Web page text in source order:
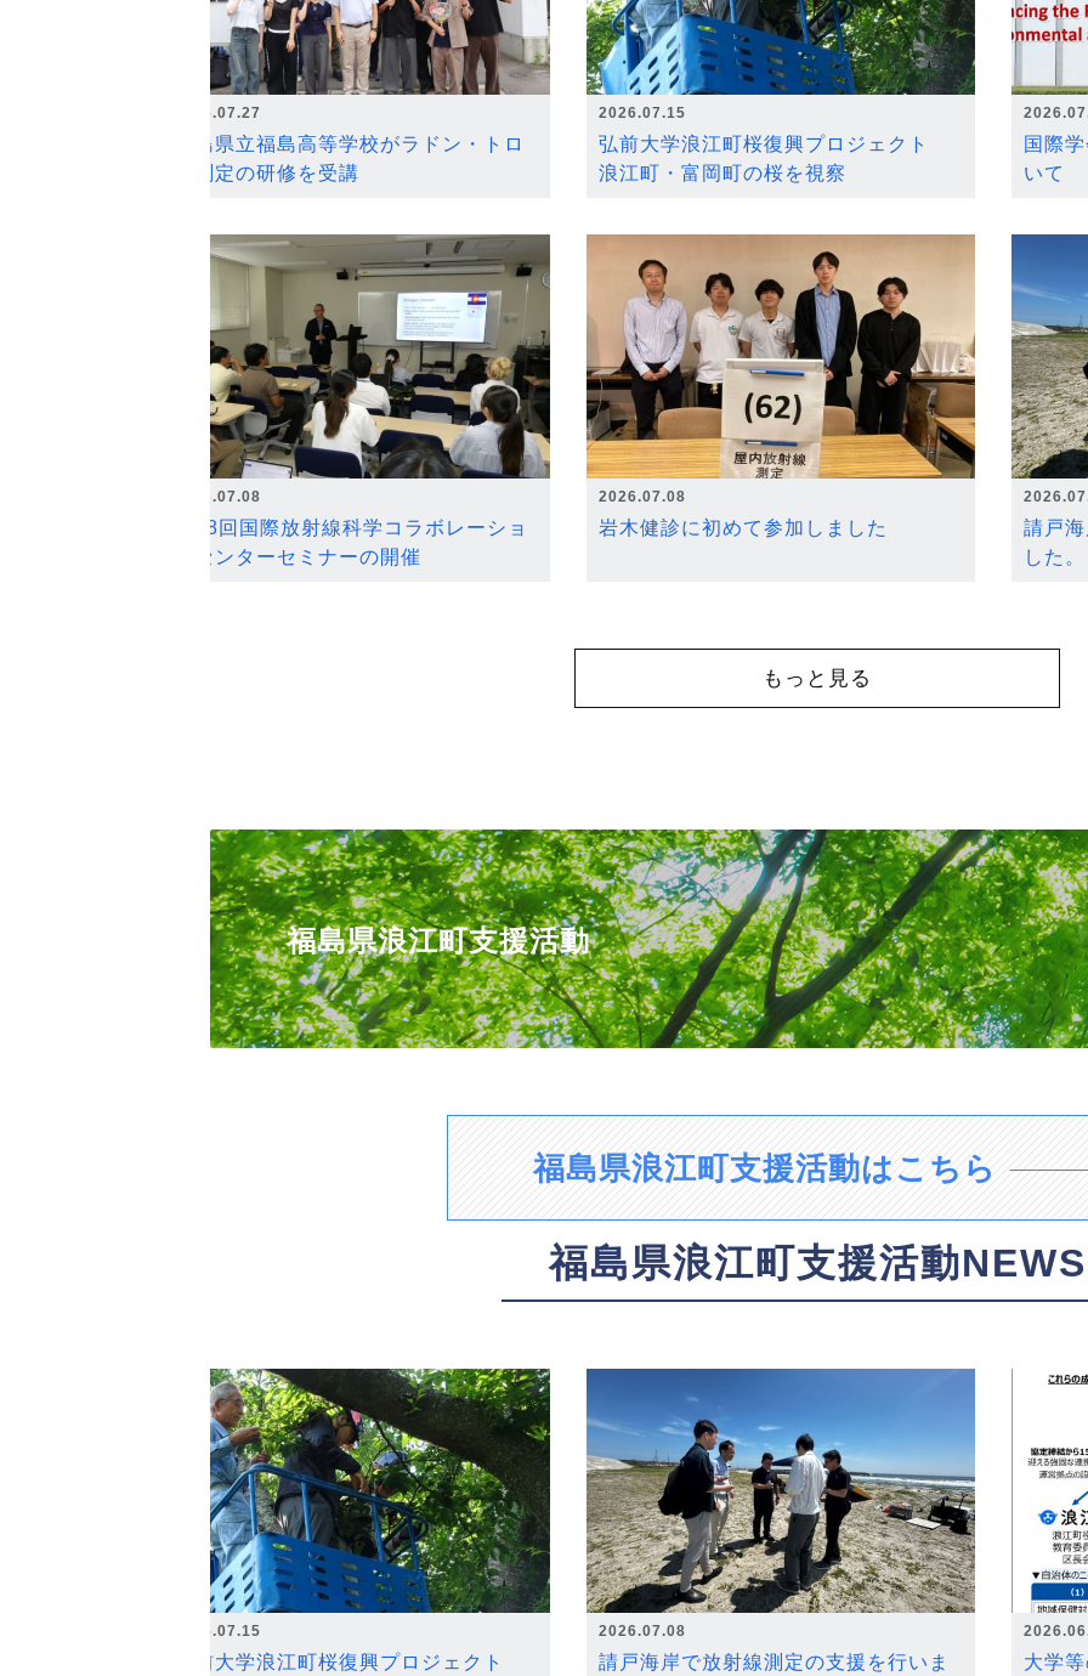
2026.07.27
福島県立福島高等学校がラドン・トロ
ン測定の研修を受講
2026.07.15
弘前大学浪江町桜復興プロジェクト
浪江町・富岡町の桜を視察
国際
いて
2026.07.08
第18回国際放射線科学コラボレーショ
ンセンターセミナーの開催
2026.07.08
岩木健診に初めて参加しました
請戸
した。
もっと見る
福島県浪江町支援活動
福島県浪江町支援活動はこちら
福島県浪江町支援活動NEWS
2026.07.15
弘前大学浪江町桜復興プロジェクト
2026.07.08
請戸海岸で放射線測定の支援を行いま
大学